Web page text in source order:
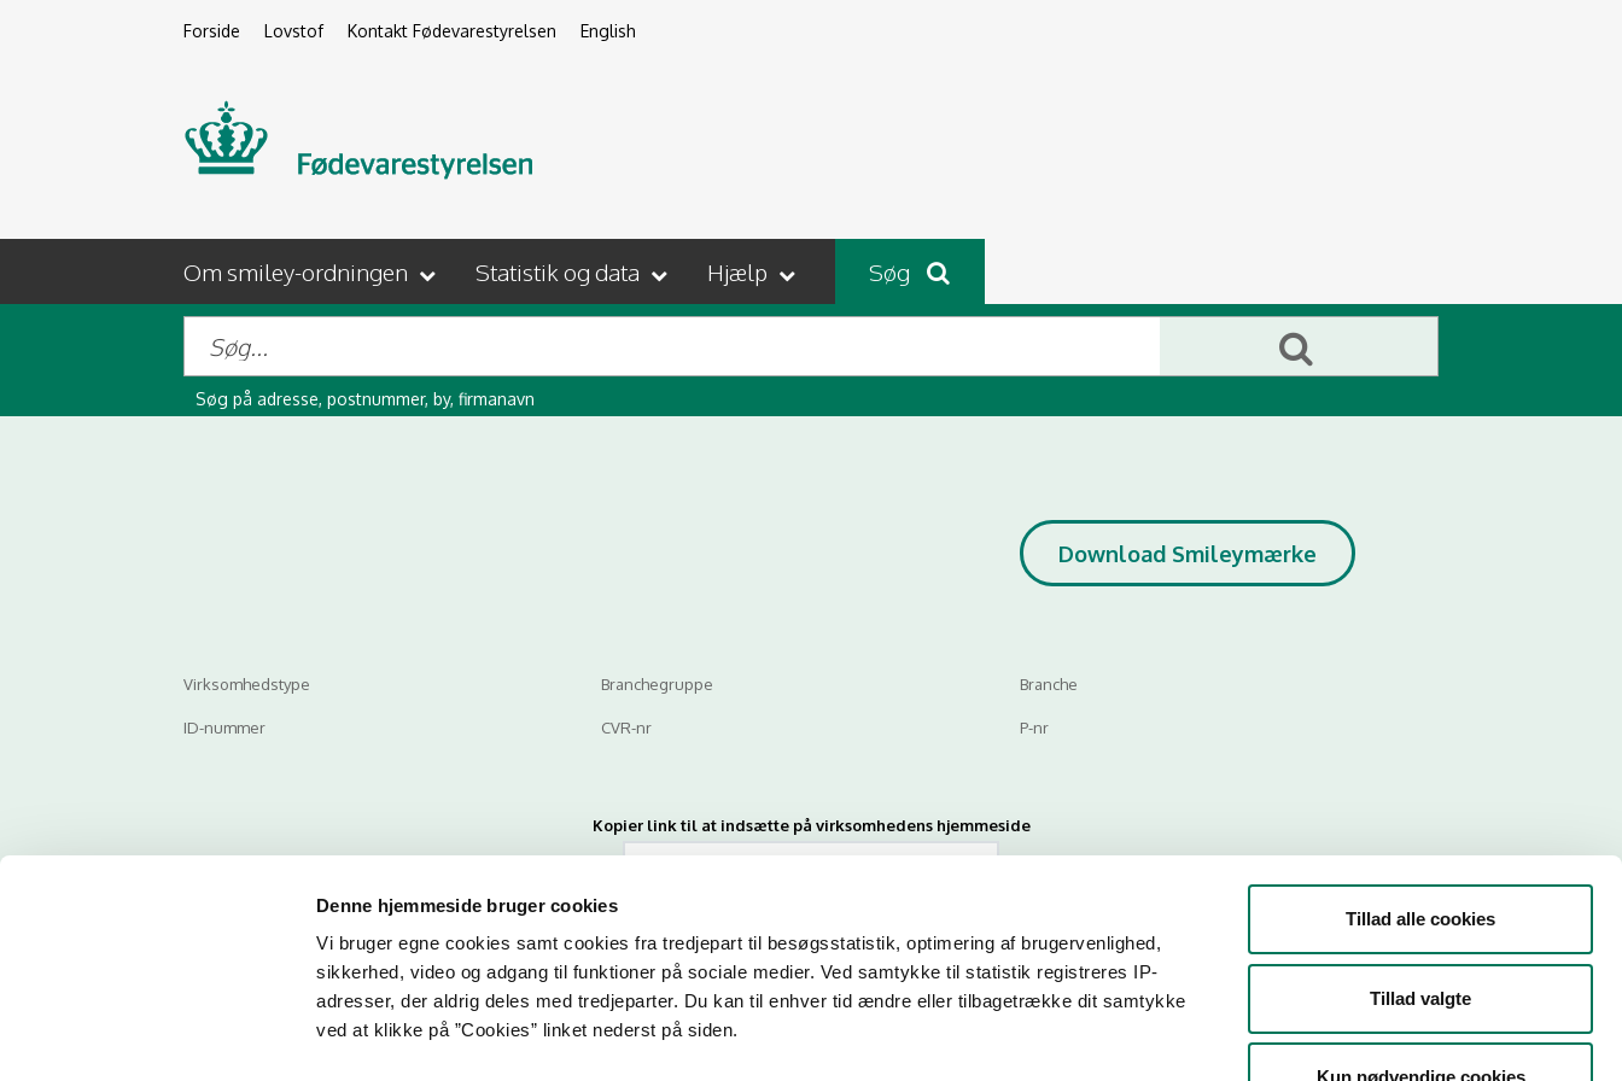
Denne hjemmeside bruger cookies
Vi bruger egne cookies samt cookies fra tredjepart til besøgsstatistik, optimering af brugervenlighed,
sikkerhed, video og adgang til funktioner på sociale medier. Ved samtykke til statistik registreres IP-
adresser, der aldrig deles med tredjeparter. Du kan til enhver tid ændre eller tilbagetrække dit samtykke
ved at klikke på ”Cookies” linket nederst på siden.
Tillad alle cookies
Tillad valgte
Kun nødvendige cookies
Forside Lovstof Kontakt Fødevarestyrelsen English
Om smiley-ordningen Statistik og data Hjælp Søg
Søg på adresse, postnummer, by, firmanavn
Download Smileymærke
Virksomhedstype Branchegruppe Branche
ID-nummer CVR-nr P-nr
Kopier link til at indsætte på virksomhedens hjemmeside
Email
Her kan du indtaste din mail og abonnere på denne virksomheds kontrolrapporter. Så